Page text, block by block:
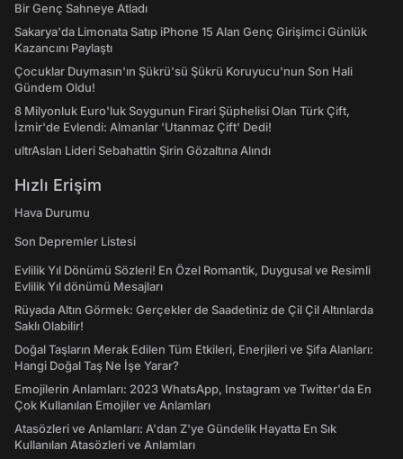
Bir Genç Sahneye Atladı
Sakarya'da Limonata Satıp iPhone 15 Alan Genç Girişimci Günlük
Kazancını Paylaştı
Çocuklar Duymasın'ın Şükrü'sü Şükrü Koruyucu'nun Son Hali
Gündem Oldu!
8 Milyonluk Euro'luk Soygunun Firari Şüphelisi Olan Türk Çift,
İzmir'de Evlendi: Almanlar 'Utanmaz Çift' Dedi!
ultrAslan Lideri Sebahattin Şirin Gözaltına Alındı
Hızlı Erişim
Hava Durumu
Son Depremler Listesi
Evlilik Yıl Dönümü Sözleri! En Özel Romantik, Duygusal ve Resimli
Evlilik Yıl dönümü Mesajları
Rüyada Altın Görmek: Gerçekler de Saadetiniz de Çil Çil Altınlarda
Saklı Olabilir!
Doğal Taşların Merak Edilen Tüm Etkileri, Enerjileri ve Şifa Alanları:
Hangi Doğal Taş Ne İşe Yarar?
Emojilerin Anlamları: 2023 WhatsApp, Instagram ve Twitter'da En
Çok Kullanılan Emojiler ve Anlamları
Atasözleri ve Anlamları: A'dan Z'ye Gündelik Hayatta En Sık
Kullanılan Atasözleri ve Anlamları